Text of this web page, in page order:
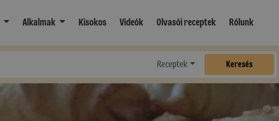
Alkalmak Kisokos Videók Olvasói receptek Rólunk
Receptek Keresés